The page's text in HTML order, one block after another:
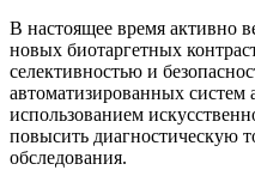
В настоящее время активно
новых биотаргетных
селективностью и
автоматизированных систем
использованием
повысить диагностическую
обследования.